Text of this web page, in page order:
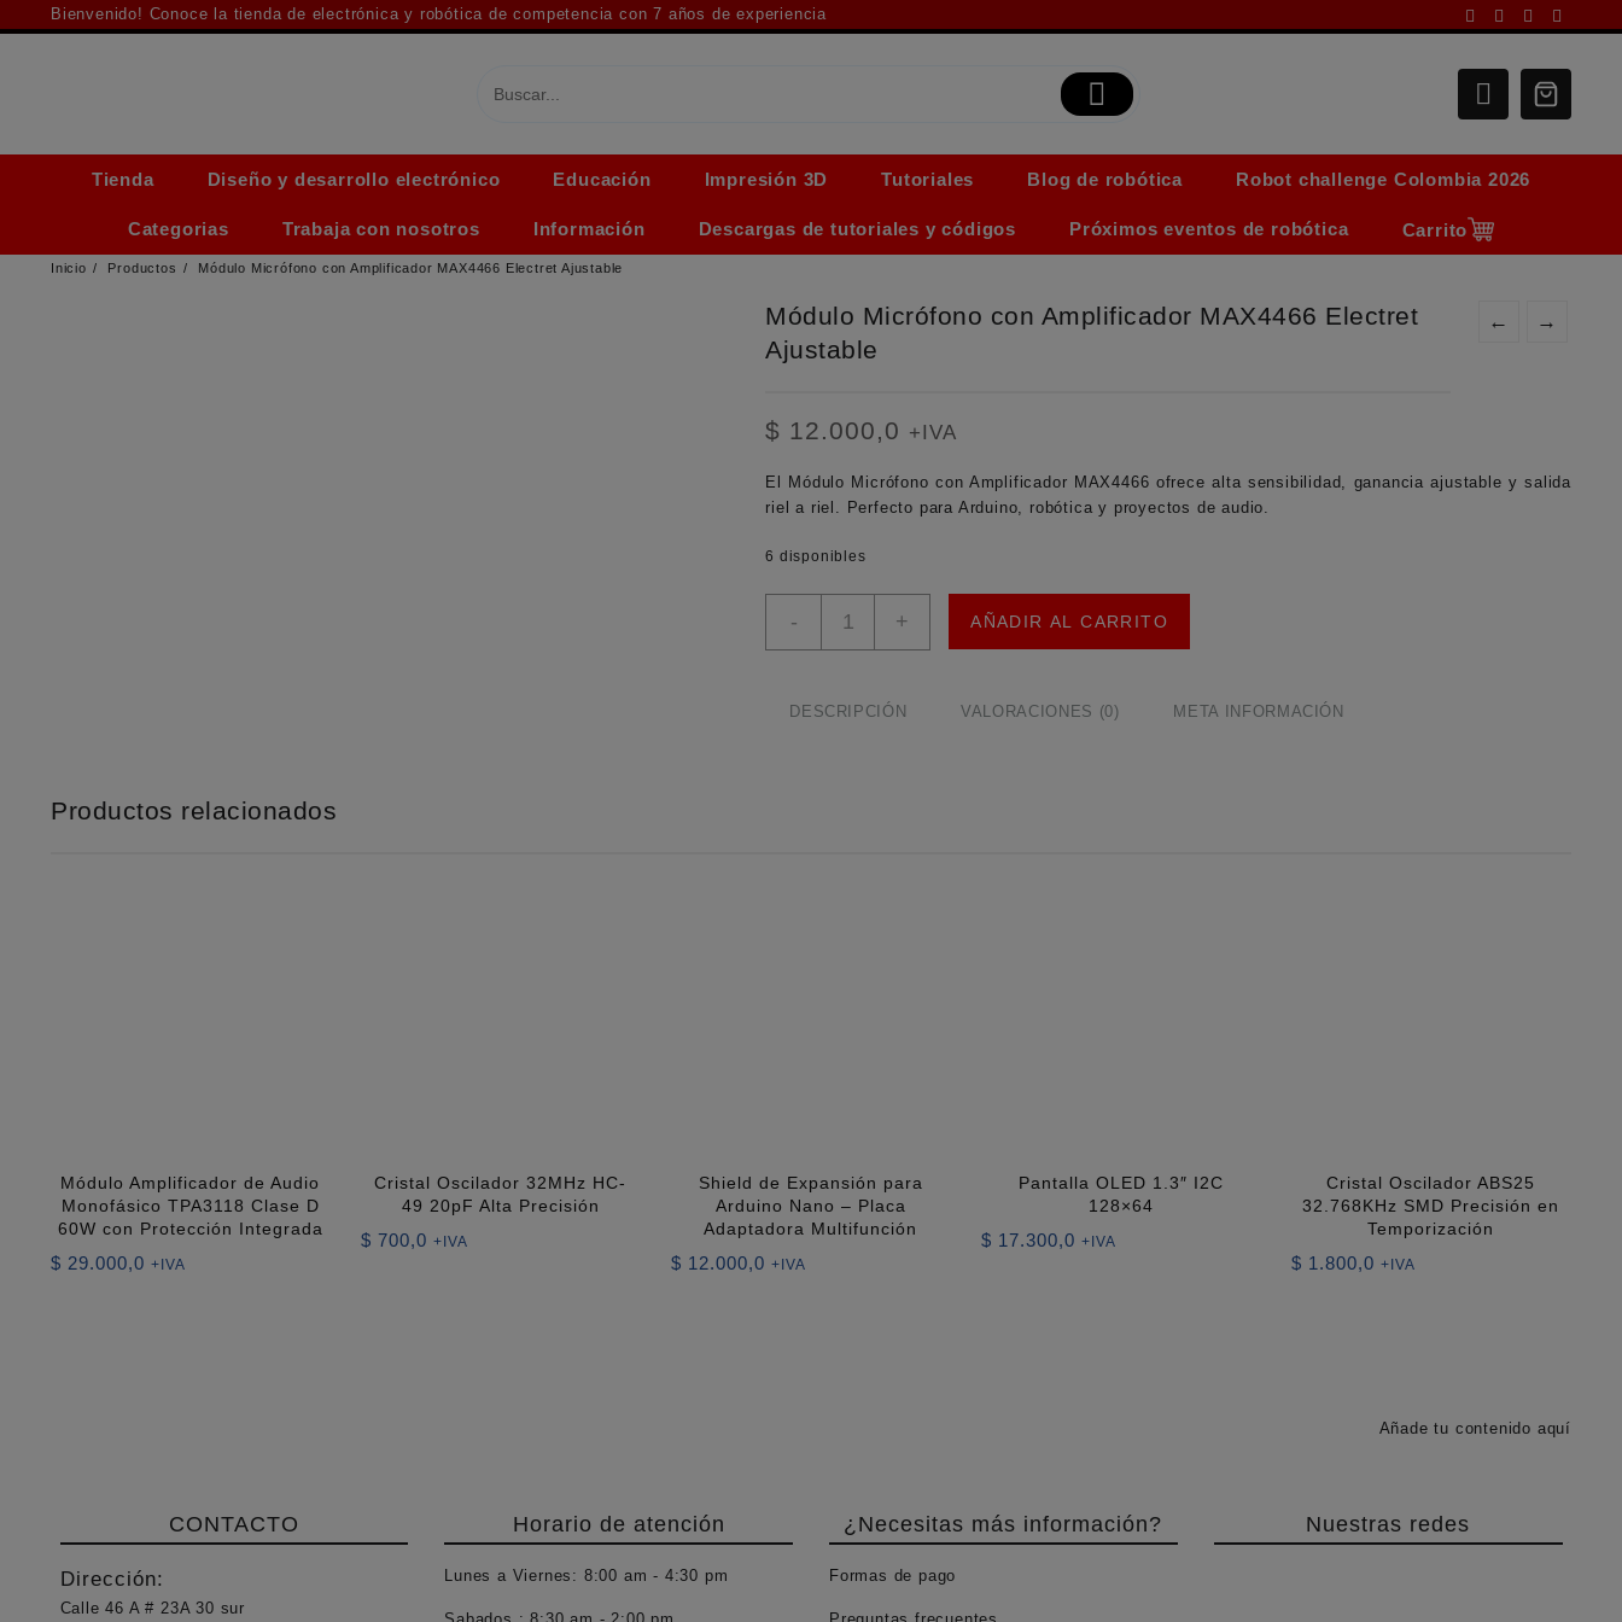
al
Bienvenido! Conoce la tienda de electrónica y robótica de competencia con 7 años de experiencia
Tienda Diseño y desarrollo electrónico Educación Impresión 3D Tutoriales Blog de robótica Robot challenge Colombia 2026
Categorias Trabaja con nosotros Información Descargas de tutoriales y códigos Próximos eventos de robótica Carrito
Inicio Productos Módulo Micrófono con Amplificador MAX4466 Electret Ajustable
← →
Módulo Micrófono con Amplificador MAX4466 Electret
Ajustable
$ 12.000,0 +IVA
El Módulo Micrófono con Amplificador MAX4466 ofrece alta sensibilidad, ganancia ajustable y salida
riel a riel. Perfecto para Arduino, robótica y proyectos de audio.
6 disponibles
-
Micrófono
MAX4466
+ AÑADIR AL CARRITO
DESCRIPCIÓN VALORACIONES (0) META INFORMACIÓN
Productos relacionados
Módulo Amplificador de Audio
Monofásico TPA3118 Clase D
60W con Protección Integrada
$ 29.000,0 +IVA
Cristal Oscilador 32MHz HC-
49 20pF Alta Precisión
$ 700,0 +IVA
Shield de Expansión para
Arduino Nano – Placa
Adaptadora Multifunción
$ 12.000,0 +IVA
Pantalla OLED 1.3″ I2C
128×64
$ 17.300,0 +IVA
Cristal Oscilador ABS25
32.768KHz SMD Precisión en
Temporización
$ 1.800,0 +IVA
Añade tu contenido aquí
CONTACTO
Dirección:
Calle 46 A # 23A 30 sur
Horario de atención
Lunes a Viernes: 8:00 am - 4:30 pm
¿Necesitas más información?
Formas de pago
Nuestras redes